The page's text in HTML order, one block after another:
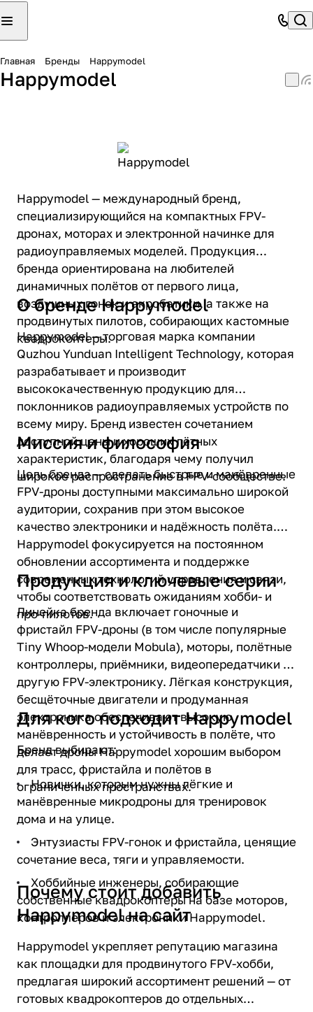
Главная Бренды Happymodel
Happymodel
Happymodel — международный бренд,
специализирующийся на компактных FPV-
дронах, моторах и электронной начинке для
радиоуправляемых моделей. Продукция
бренда ориентирована на любителей
динамичных полётов от первого лица,
воздушных гонок и акробатики, а также на
продвинутых пилотов, собирающих кастомные
квадрокоптеры.
О бренде Happymodel
Happymodel — торговая марка компании
Quzhou Yunduan Intelligent Technology, которая
разрабатывает и производит
высококачественную продукцию для
поклонников радиоуправляемых устройств по
всему миру. Бренд известен сочетанием
доступной цены и хороших лётных
характеристик, благодаря чему получил
широкое распространение в FPV-сообществе.
Миссия и философия
Цель бренда — сделать быстрые и манёвренные
FPV-дроны доступными максимально широкой
аудитории, сохранив при этом высокое
качество электроники и надёжность полёта.
Happymodel фокусируется на постоянном
обновлении ассортимента и поддержке
современных технологий управления и связи,
чтобы соответствовать ожиданиям хобби- и
про-пилотов.
Продукция и ключевые серии
Линейка бренда включает гоночные и
фристайл FPV-дроны (в том числе популярные
Tiny Whoop-модели Mobula), моторы, полётные
контроллеры, приёмники, видеопередатчики и
другую FPV-электронику. Лёгкая конструкция,
бесщёточные двигатели и продуманная
электроника обеспечивают высокую
манёвренность и устойчивость в полёте, что
делает дроны Happymodel хорошим выбором
для трасс, фристайла и полётов в
ограниченных пространствах.
Для кого подходит Happymodel
Бренд выбирают:
Новички, которым нужны лёгкие и
манёвренные микродроны для тренировок
дома и на улице.
Энтузиасты FPV-гонок и фристайла, ценящие
сочетание веса, тяги и управляемости.
Хоббийные инженеры, собирающие
собственные квадрокоптеры на базе моторов,
контроллеров и электроники Happymodel.
Почему стоит добавить
Happymodel на сайт
Happymodel укрепляет репутацию магазина
как площадки для продвинутого FPV-хобби,
предлагая широкий ассортимент решений — от
готовых квадрокоптеров до отдельных